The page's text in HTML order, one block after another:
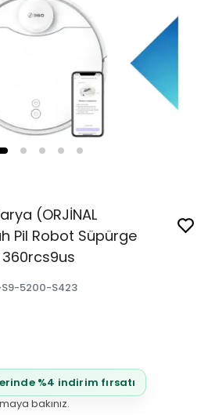
(ORJİNAL
Pil Robot Süpürge
S9-5200-S423
%4 indirim fırsatı
bakınız.